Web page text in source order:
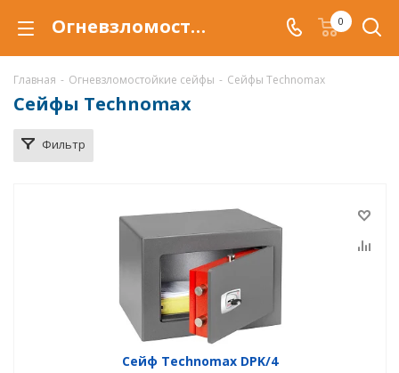
Огневзломостойкий сейф Technomax купить в Воронеже, сейфы Technomax с защитой от взлома и от огня по низкой цене c доставкой 0
Главная - Огневзломостойкие сейфы - Сейфы Technomax
Сейфы Technomax
Фильтр
Сейф Technomax DPK/4